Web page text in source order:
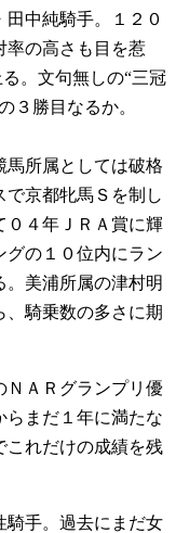
中純騎手。１２０
率の高さも目を惹
。文句無しの“三冠
３勝目なるか。
所属としては破格
京都牝馬Ｓを制し
０４年ＪＲＡ賞に輝
グの１０位内にラン
。美浦所属の津村明
騎乗数の多さに期
ＡＲグランプリ優
らまだ１年に満たな
これだけの成績を残
手。過去にまだ女